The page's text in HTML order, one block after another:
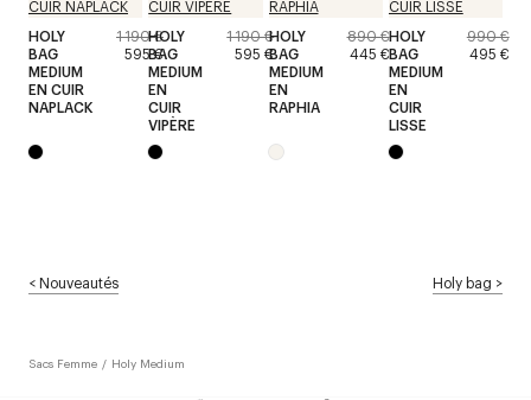
HOLY
BAG
MEDIUM
EN CUIR
NAPLACK
1 190 €
595 €
HOLY
BAG
MEDIUM
EN
CUIR
VIPÈRE
1 190 €
595 €
HOLY
BAG
MEDIUM
EN
RAPHIA
890 €
445 €
HOLY
BAG
MEDIUM
EN
CUIR
LISSE
990 €
495 €
<Nouveautés Holy bag >
Sacs Femme / Holy Medium